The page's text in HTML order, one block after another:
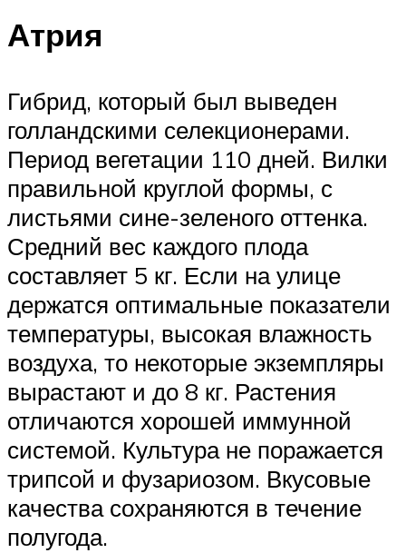
Атрия
Гибрид, который был выведен
голландскими селекционерами.
Период вегетации 110 дней. Вилки
правильной круглой формы, с
листьями сине-зеленого оттенка.
Средний вес каждого плода
составляет 5 кг. Если на улице
держатся оптимальные показатели
температуры, высокая влажность
воздуха, то некоторые экземпляры
вырастают и до 8 кг. Растения
отличаются хорошей иммунной
системой. Культура не поражается
трипсой и фузариозом. Вкусовые
качества сохраняются в течение
полугода.